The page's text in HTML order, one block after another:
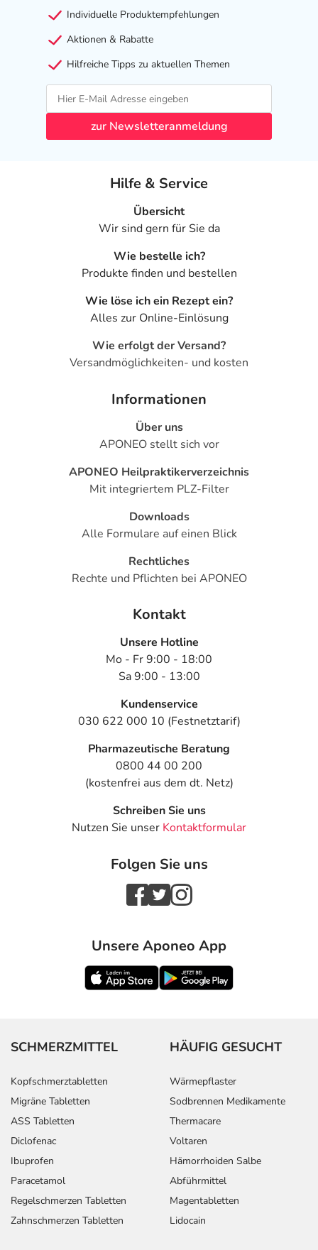
Individuelle Produktempfehlungen
Aktionen & Rabatte
Hilfreiche Tipps zu aktuellen Themen
zur Newsletteranmeldung
Hilfe & Service
Übersicht
Wir sind gern für Sie da
Wie bestelle ich?
Produkte finden und bestellen
Wie löse ich ein Rezept ein?
Alles zur Online-Einlösung
Wie erfolgt der Versand?
Versandmöglichkeiten- und kosten
Informationen
Über uns
APONEO stellt sich vor
APONEO Heilpraktikerverzeichnis
Mit integriertem PLZ-Filter
Downloads
Alle Formulare auf einen Blick
Rechtliches
Rechte und Pflichten bei APONEO
Kontakt
Unsere Hotline
Mo - Fr 9:00 - 18:00
Sa 9:00 - 13:00
Kundenservice
030 622 000 10 (Festnetztarif)
Pharmazeutische Beratung
0800 44 00 200
(kostenfrei aus dem dt. Netz)
Schreiben Sie uns
Nutzen Sie unser Kontaktformular
Folgen Sie uns
Unsere Aponeo App
SCHMERZMITTEL
Kopfschmerztabletten
Migräne Tabletten
ASS Tabletten
Diclofenac
Ibuprofen
Paracetamol
Regelschmerzen Tabletten
Zahnschmerzen Tabletten
HÄUFIG GESUCHT
Wärmepflaster
Sodbrennen Medikamente
Thermacare
Voltaren
Hämorrhoiden Salbe
Abführmittel
Magentabletten
Lidocain